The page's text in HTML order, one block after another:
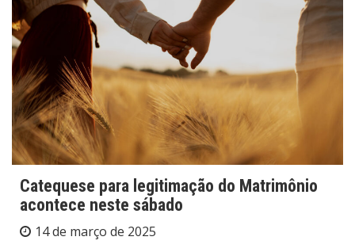
Catequese para legitimação do Matrimônio
acontece neste sábado
14 de março de 2025